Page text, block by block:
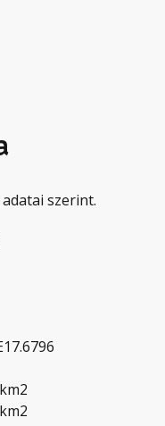
adatai szerint.